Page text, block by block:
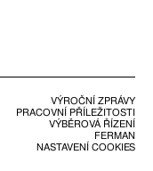
VÝROČNÍ ZPRÁVY
PRACOVNÍ PŘÍLEŽITOSTI
VÝBĚROVÁ ŘÍZENÍ
FERMAN
NASTAVENÍ COOKIES